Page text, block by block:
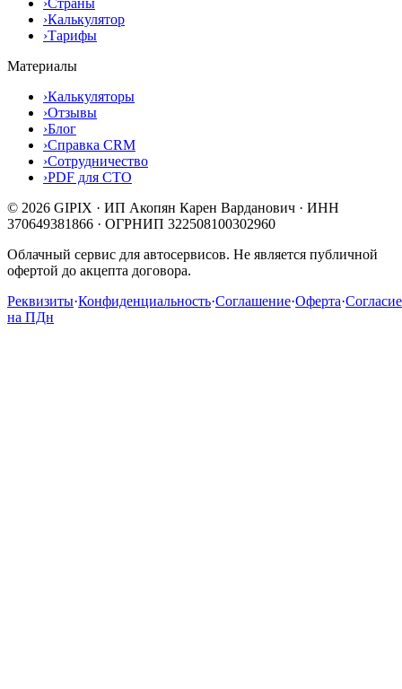
›Калькулятор
›Тарифы
Материалы
›Калькуляторы
›Отзывы
›Блог
›Справка CRM
›Сотрудничество
›PDF для СТО
© 2026 GIPIX · ИП Акопян Карен Варданович · ИНН
370649381866 · ОГРНИП 322508100302960
Облачный сервис для автосервисов. Не является публичной
офертой до акцепта договора.
Реквизиты·Конфиденциальность·Соглашение·Оферта·Согласие
на ПДн